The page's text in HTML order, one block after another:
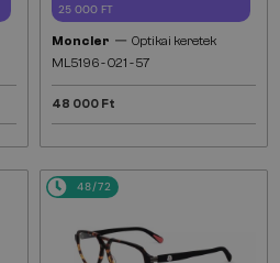
25 000 FT
Moncler — Optikai keretek
ML5196 - 021 - 57
48 000 Ft
48/72